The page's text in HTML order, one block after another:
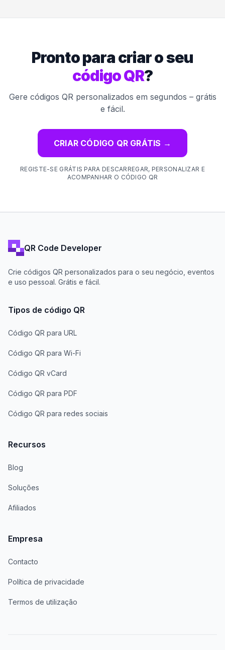
Pronto para criar o seu
código QR?
Gere códigos QR personalizados em segundos – grátis
e fácil.
CRIAR CÓDIGO QR GRÁTIS →
REGISTE-SE GRÁTIS PARA DESCARREGAR, PERSONALIZAR E
ACOMPANHAR O CÓDIGO QR
QR Code Developer
Crie códigos QR personalizados para o seu negócio, eventos
e uso pessoal. Grátis e fácil.
Tipos de código QR
Código QR para URL
Código QR para Wi-Fi
Código QR vCard
Código QR para PDF
Código QR para redes sociais
Recursos
Blog
Soluções
Afiliados
Empresa
Contacto
Política de privacidade
Termos de utilização